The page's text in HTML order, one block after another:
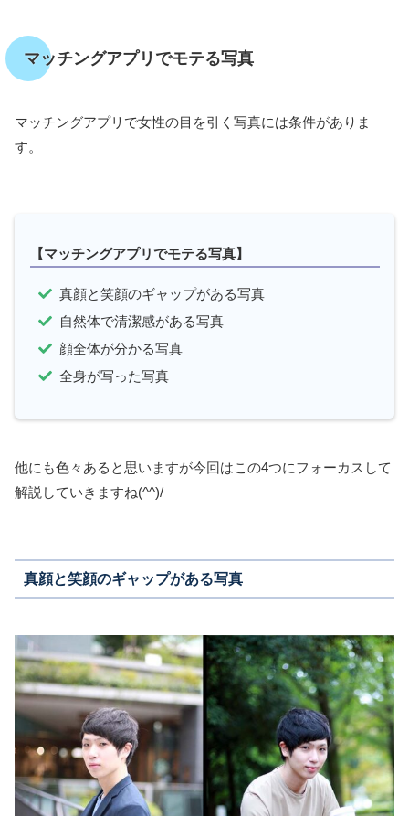
マッチングアプリでモテる写真
マッチングアプリで女性の目を引く写真には条件がありま
す。
【マッチングアプリでモテる写真】
真顔と笑顔のギャップがある写真
自然体で清潔感がある写真
顔全体が分かる写真
全身が写った写真
他にも色々あると思いますが今回はこの4つにフォーカスして
解説していきますね(^^)/
真顔と笑顔のギャップがある写真